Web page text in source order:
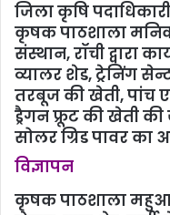
जिला कृषि
कृषक पाठशाला
संस्थान, रॉची द्वारा
व्यालर शेड, ट्रेनिंग
तरबूज की खेती,
ड्रैगन फ्रूट की खेती की
सोलर ग्रिड पावर का
विज्ञापन
कृषक पाठशाला